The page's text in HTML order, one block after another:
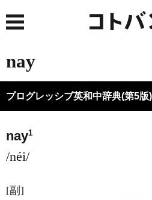
nay
プログレッシブ英和中辞典(第5版)
nay1
/néi/
[副]